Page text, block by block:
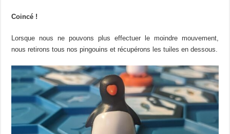
Coincé !
Lorsque nous ne pouvons plus effectuer le moindre mouvement,
nous retirons tous nos pingouins et récupérons les tuiles en dessous.